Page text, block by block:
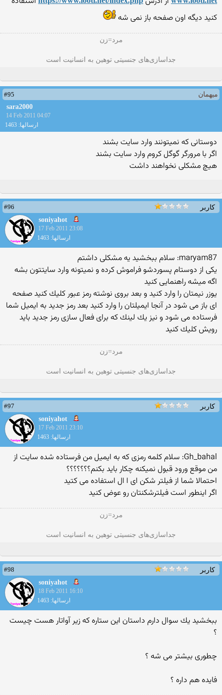
کنید دیگه اون صفحه باز نمی شه
مرد=زن
جداسازی‌های جنسیتی توهین به انسانیت است
میهمان
#95
sara2000
14 Feb 2011 04:07
ارسالها: 1463
دوستانی كه نمیتونند وارد سایت بشند
اگر با مرورگر گوگل كروم وارد سایت بشند
هیچ مشكلی نخواهند داشت
کاربر
#96
soniyahot
17 Feb 2011 23:08
ارسالها: 1463
maryam87: سلام ببخشید یه مشكلی داشتم
یكی از دوستام پسوردشو فراموش كرده و نمیتونه وارد سایتتون بشه
اگه میشه راهنمایی كنید
یوزر نیمتان را وارد كنید و بعد بروی نوشته رمز عبور كلیك كنید صفحه
ای باز می شود در آنجا ایمیلتان را وارد كنید بعد رمز جدید به ایمیل شما
فرستاده می شود و نیز یك لینك كه برای فعال سازی رمز جدید باید
رویش كلیك كنید
مرد=زن
جداسازی‌های جنسیتی توهین به انسانیت است
کاربر
#97
soniyahot
17 Feb 2011 23:10
ارسالها: 1463
Gh_bahal: سلام كلمه رمزی كه به ایمیل من فرستاده شده سایت از
من موقع ورود قبول نمیكنه چكار باید بكنم؟؟؟؟؟؟؟
احتمالا شما از فیلتر شكن ای ا ال استفاده می كتید
اگر اینطور است فیلترشكنتان رو عوض كنید
مرد=زن
جداسازی‌های جنسیتی توهین به انسانیت است
کاربر
#98
soniyahot
18 Feb 2011 16:10
ارسالها: 1463
ببخشید یك سوال دارم داستان این ستاره كه زیر آواتار هست چیست
؟
چطوری بیشتر می شه ؟
فایده هم داره ؟